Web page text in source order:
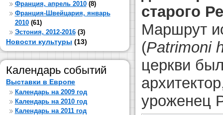
Франция, апрель 2010(8)
Франция-Швейцария, январь
2010(61)
Эстония, 2012-2016(3)
Новости культуры (13)
Календарь событий
Выставки в Европе
Календарь на 2009 год
Календарь на 2010 год
Календарь на 2011 год
старого
Маршрут
(Patrimoni
церкви
уроженец